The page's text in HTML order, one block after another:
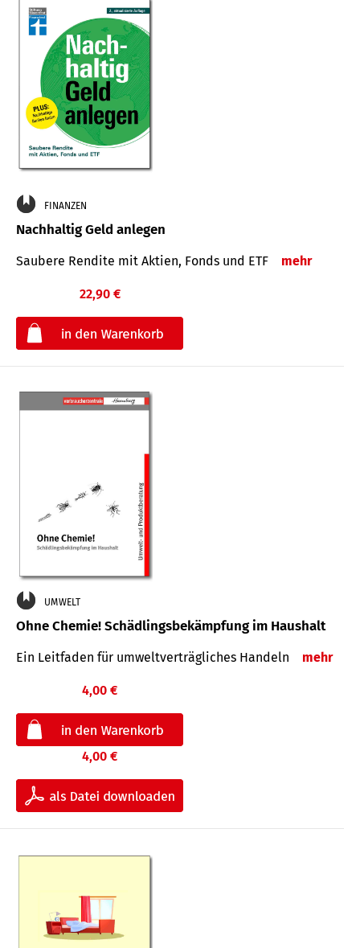
FINANZEN
Nachhaltig Geld anlegen
Saubere Rendite mit Aktien, Fonds und ETF mehr
22,90 €
UMWELT
Ohne Chemie! Schädlingsbekämpfung im Haushalt
Ein Leitfaden für um­welt­ver­träg­liches Han­deln mehr
4,00 €
4,00 €